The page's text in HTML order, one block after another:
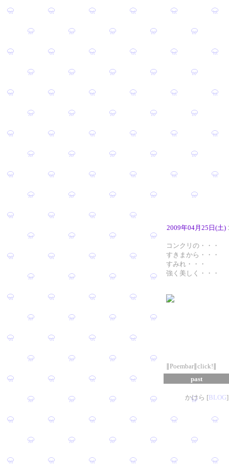
2009年04月25日(土)
コンクリの・・・
すきまから・・・
すみれ・・・
強く美しく・・・
∥Poembar∥click!∥
past
かけら [BLOG